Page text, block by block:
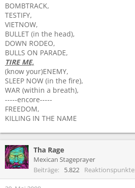
BOMBTRACK,
TESTIFY,
VIETNOW,
BULLET (in the head),
DOWN RODEO,
BULLS ON PARADE,
TIRE ME,
(know your)ENEMY,
SLEEP NOW (in the fire),
WAR (within a breath),
-----encore-----
FREEDOM,
KILLING IN THE NAME
Tha Rage
Mexican Stageprayer
Beiträge
5.822 Reaktionspunkte